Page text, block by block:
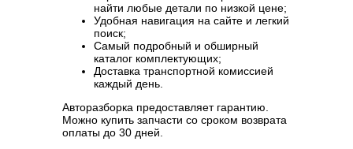
найти любые детали по низкой цене;
Удобная навигация на сайте и легкий
поиск;
Самый подробный и обширный
каталог комплектующих;
Доставка транспортной комиссией
каждый день.
Авторазборка предоставляет гарантию.
Можно купить запчасти со сроком возврата
оплаты до 30 дней.